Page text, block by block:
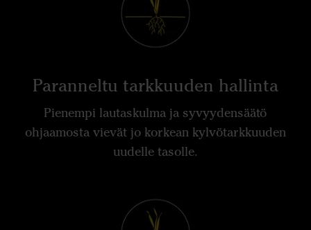
Paranneltu tarkkuuden hallinta
Pienempi lautaskulma ja syvyydensäätö
ohjaamosta vievät jo korkean kylvötarkkuuden
uudelle tasolle.